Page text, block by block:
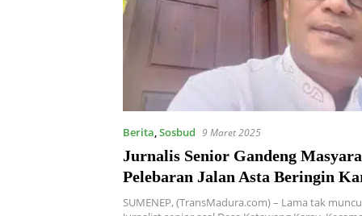
Berita,Sosbud 9 Maret 2025
Jurnalis Senior Gandeng
Pelebaran Jalan Asta Beringin
SUMENEP, (TransMadura.com) – Lama tak